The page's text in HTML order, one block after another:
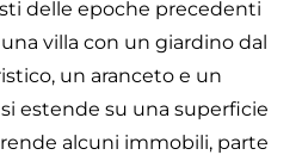
delle epoche precedenti
villa con un giardino dal
un aranceto e un
estende su una superficie
alcuni immobili, parte